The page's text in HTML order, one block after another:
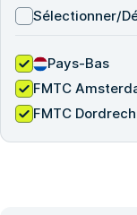
Sélectionner/
Pays-Bas
FMTC
FMTC